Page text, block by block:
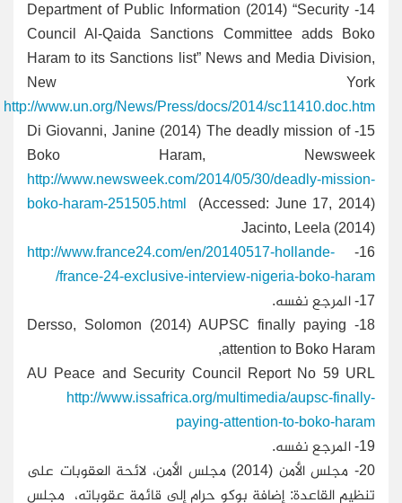
14
- Department of Public Information (2014) “Security
Council Al-Qaida Sanctions Committee adds Boko
Haram to its Sanctions list” News and Media Division,
New York
http://www.un.org/News/Press/docs/2014/sc11410.doc.htm
15-
Di Giovanni, Janine (2014) The deadly mission of
Boko Haram, Newsweek
http://www.newsweek.com/2014/05/30/deadly-mission-
boko-haram-251505.html
(Accessed: June 17, 2014)
Jacinto, Leela (2014)
16
-
http://www.france24.com/en/20140517-hollande-
france-24-exclusive-interview-nigeria-boko-haram/
17- المرجع نفسه.
18-
Dersso, Solomon (2014) AUPSC finally paying
attention to Boko Haram,
AU Peace and Security Council Report No 59 URL
http://www.issafrica.org/multimedia/aupsc-finally-
paying-attention-to-boko-haram
19- المرجع نفسه.
20-
مجلس الأمن (2014) مجلس الأمن، لائحة العقوبات على
تنظيم القاعدة: إضافة بوكو حرام إلى قائمة عقوباته، مجلس